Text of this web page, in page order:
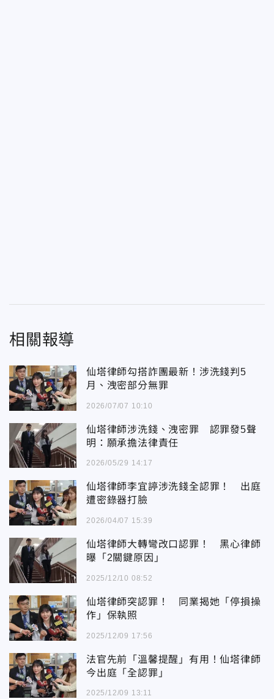
相關報導
仙塔律師勾搭詐團最新！涉洗錢判5
月、洩密部分無罪
2026/07/07 10:10
仙塔律師涉洗錢、洩密罪 認罪發5聲
明：願承擔法律責任
2026/05/29 14:17
仙塔律師李宜諪涉洗錢全認罪！ 出庭
遭密錄器打臉
2026/04/07 15:39
仙塔律師大轉彎改口認罪！ 黑心律師
曝「2關鍵原因」
2025/12/10 08:52
仙塔律師突認罪！ 同業揭她「停損操
作」保執照
2025/12/09 17:56
法官先前「溫馨提醒」有用！仙塔律師
今出庭「全認罪」
2025/12/09 13:11